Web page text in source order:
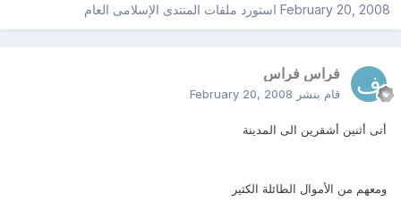
February 20, 2008استورد ملفات المنتدى الإسلامى العام
فراس فراس
قام بنشر February 20, 2008
أتى أثنين أشقرين الى المدينة
ومعهم من الأموال الطائلة الكثير